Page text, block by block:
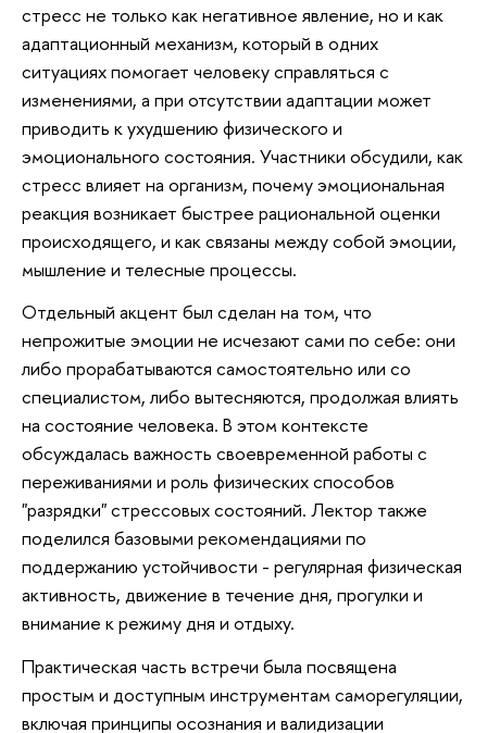
стресс не только как негативное явление, но и как
адаптационный механизм, который в одних
ситуациях помогает человеку справляться с
изменениями, а при отсутствии адаптации может
приводить к ухудшению физического и
эмоционального состояния. Участники обсудили, как
стресс влияет на организм, почему эмоциональная
реакция возникает быстрее рациональной оценки
происходящего, и как связаны между собой эмоции,
мышление и телесные процессы.
Отдельный акцент был сделан на том, что
непрожитые эмоции не исчезают сами по себе: они
либо прорабатываются самостоятельно или со
специалистом, либо вытесняются, продолжая влиять
на состояние человека. В этом контексте
обсуждалась важность своевременной работы с
переживаниями и роль физических способов
"разрядки" стрессовых состояний. Лектор также
поделился базовыми рекомендациями по
поддержанию устойчивости - регулярная физическая
активность, движение в течение дня, прогулки и
внимание к режиму дня и отдыху.
Практическая часть встречи была посвящена
простым и доступным инструментам саморегуляции,
включая принципы осознания и валидизации